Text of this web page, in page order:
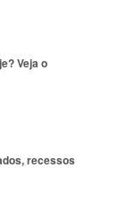
Veja o
recessos